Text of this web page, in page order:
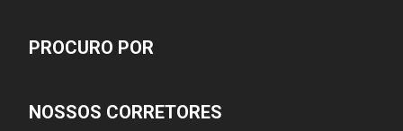
PROCURO POR
NOSSOS CORRETORES